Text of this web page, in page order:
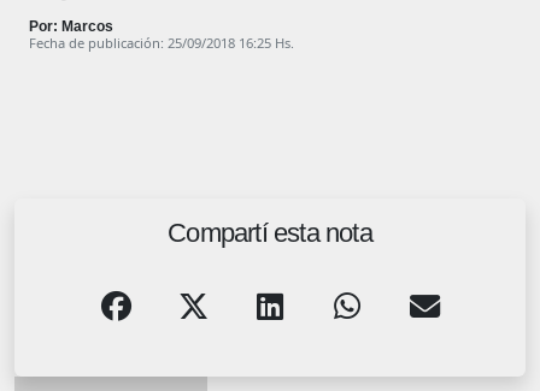
Por: Marcos
Fecha de publicación: 25/09/2018 16:25 Hs.
Compartí esta nota